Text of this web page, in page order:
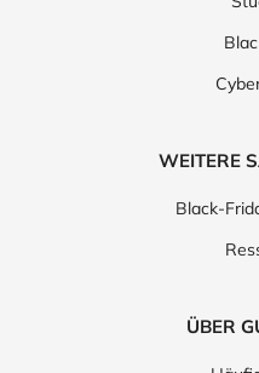
WEITERE
Black-
ÜBER